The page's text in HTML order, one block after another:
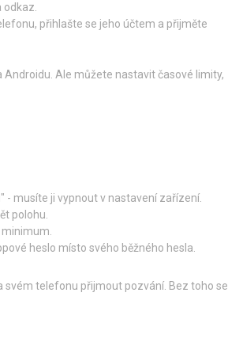
odkaz.
přihlašte se jeho účtem a přijměte
Androidu. Ale můžete nastavit časové limity,
- musíte ji vypnout v nastavení zařízení.
polohu.
minimum.
heslo místo svého běžného hesla.
svém telefonu přijmout pozvání. Bez toho se